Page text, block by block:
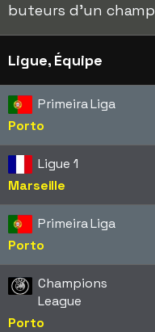
buteurs d'un
Ligue, Équipe
Primeira Liga
Porto
Ligue 1
Marseille
Primeira Liga
Porto
Champions
League
Porto